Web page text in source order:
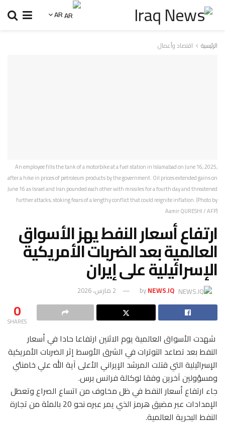
AR
الرئيسية اقتصاد وأعمال
An employee fills the tank of a motorbike at a fuel station in Islamabad on June 16, 2025,
after a hike in prices of petroleum products by the government. Oil prices extended gains on
June 16 as Israel and Iran pounded each other with missiles for a fourth day and threatened
further attacks, stoking fears of a lengthy conflict that could reignite inflation. (Photo by
Aamir QURESHI / AFP)
ارتفاع أسعار النفط يهز الأسواق
العالمية بعد الضربات الأمريكية
الإسرائيلية على إيران
byNEWS.IQ 2 مارس، 2026
0
SHARES
شهدت الأسواق العالمية يوم الاثنين ارتفاعا حادا في أسعار
النفط بعد تصاعد التوترات في الشرق الأوسط إثر الضربات الأمريكية
الإسرائيلية التي قتلت المرشد الإيراني الأعلى آية الله علي خامنئي
ومسؤولين آخرين وفقا لوكالة فرانس برس.
جاء ارتفاع أسعار النفط في ظل مخاوف من اتساع الصراع وتعطل
الإمدادات عبر مضيق هرمز الذي يمر عبره نحو 20 بالمئة من تجارة
النفط البحرية العالمية.